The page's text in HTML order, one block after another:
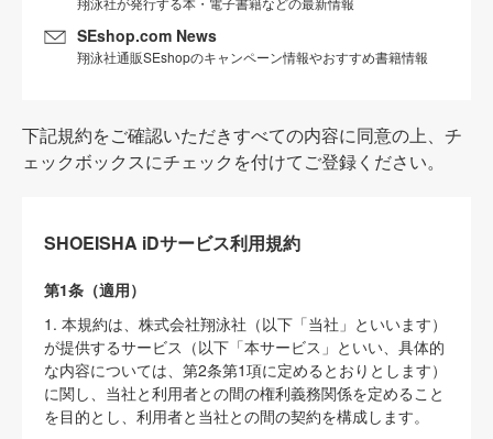
SEshop.com News
翔泳社通販SEshopのキャンペーン情報やおすすめ書籍情報
下記規約をご確認いただきすべての内容に同意の上、チ
ェックボックスにチェックを付けてご登録ください。
SHOEISHA iDサービス利用規約
第1条（適用）
1. 本規約は、株式会社翔泳社（以下「当社」といいます）
が提供するサービス（以下「本サービス」といい、具体的
な内容については、第2条第1項に定めるとおりとします）
に関し、当社と利用者との間の権利義務関係を定めること
を目的とし、利用者と当社との間の契約を構成します。